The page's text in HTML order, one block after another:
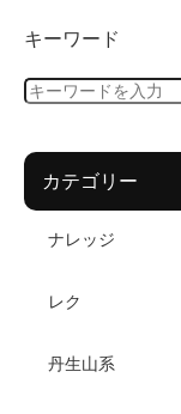
キーワード
カテゴリー
ナレッジ
レク
丹生山系